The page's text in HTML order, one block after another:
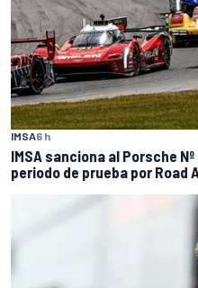
IMSA6 h
IMSA sanciona al Porsche
periodo de prueba por Road